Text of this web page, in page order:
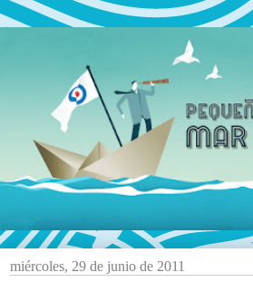
miércoles, 29 de junio de 2011